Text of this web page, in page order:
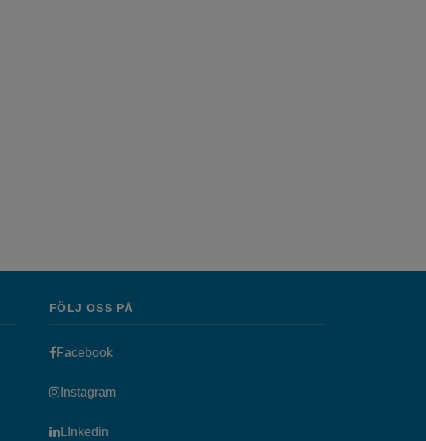
öppnas i nytt fönster.
FÖLJ OSS PÅ
FacebookLänk till annan webbplats, öppnas i nytt fönster.
InstagramLänk till annan webbplats, öppnas i nytt fönster.
LInkedin